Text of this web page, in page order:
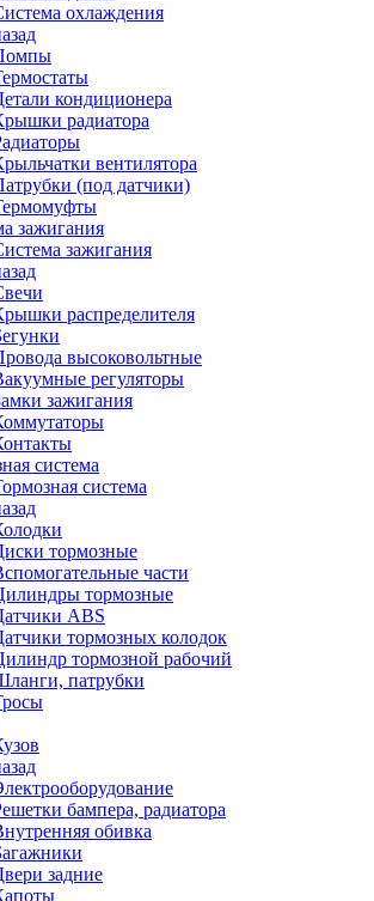
охлаждения
кондиционера
радиатора
вентилятора
(под датчики)
зажигания
зажигания
распределителя
высоковольтные
регуляторы
зажигания
система
система
тормозные
части
тормозные
ABS
тормозных колодок
тормозной рабочий
патрубки
бампера, радиатора
обивка
задние